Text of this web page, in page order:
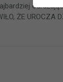
ŻE UROCZA